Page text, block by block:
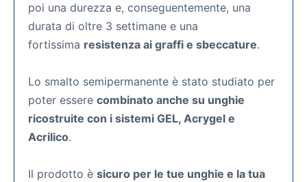
poi una durezza e, conseguentemente, una
durata di oltre 3 settimane e una
fortissima resistenza ai graffi e sbeccature.
Lo smalto semipermanente è stato studiato per
poter essere combinato anche su unghie
ricostruite con i sistemi GEL, Acrygel e
Acrilico.
Il prodotto è sicuro per le tue unghie e la tua